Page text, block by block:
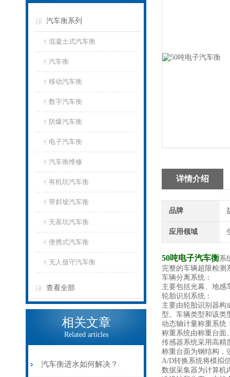
汽车衡系列
混凝土式汽车衡
汽车衡
移动汽车衡
数字汽车衡
防爆汽车衡
电子汽车衡
汽车衡维修
有机坑汽车衡
带斜坡汽车衡
无基坑汽车衡
便携式汽车衡
无人值守汽车衡
查看全部
相关文章
Related articles
汽车衡进水如何解决？
详情介绍
品牌
应用领域
50吨电子汽车衡系
完整的车辆超限检测
车辆分离系统：
主要包括光幕、地感
轮胎识别系统：
主要由轮胎识别器构
型。车辆类型和该类
动态轴计量称重系统
称重系统由称重台面
传感器系统采用高精
称重台面为钢结构，
A/D转换系统将模拟
数据采集器为计算机